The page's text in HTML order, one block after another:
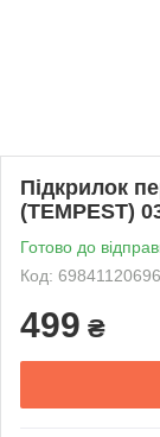
Підкрилок
(TEMPEST)
Готово до
Код:
499 ₴